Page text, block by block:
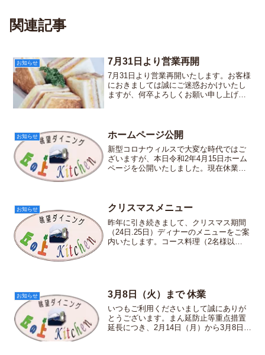
関連記事
お知らせ 7月31日より営業再開
7月31日より営業再開いたします。お客様
におきましては誠にご迷惑おかけいたし
ますが、何卒よろしくお願い申し上げま
お知らせ ホームページ公開
新型コロナウィルスで大変な時代ではご
ざいますが、本日令和2年4月15日ホーム
ページを公開いたしました。現在休業中
お知らせ クリスマスメニュー
昨年に引き続きまして、クリスマス期間
（24日.25日）ディナーのメニューをご案
内いたします。コース料理（2名様以
お知らせ 3月8日（火）まで 休業
いつもご利用くださいまして誠にありが
とうございます。まん延防止等重点措置
延長につき、2月14日（月）から3月8日